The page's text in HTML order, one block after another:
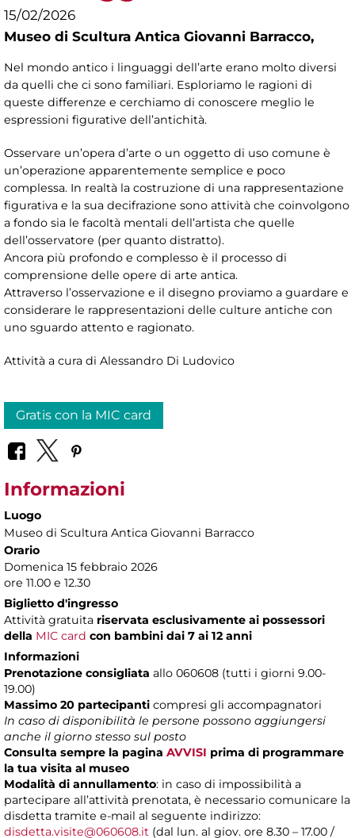
15/02/2026
Museo di Scultura Antica Giovanni Barracco,
Nel mondo antico i linguaggi dell’arte erano molto diversi
da quelli che ci sono familiari. Esploriamo le ragioni di
queste differenze e cerchiamo di conoscere meglio le
espressioni figurative dell’antichità.
Osservare un’opera d’arte o un oggetto di uso comune è
un’operazione apparentemente semplice e poco
complessa. In realtà la costruzione di una rappresentazione
figurativa e la sua decifrazione sono attività che coinvolgono
a fondo sia le facoltà mentali dell’artista che quelle
dell’osservatore (per quanto distratto).
Ancora più profondo e complesso è il processo di
comprensione delle opere di arte antica.
Attraverso l’osservazione e il disegno proviamo a guardare e
considerare le rappresentazioni delle culture antiche con
uno sguardo attento e ragionato.
Attività a cura di Alessandro Di Ludovico
Gratis con la MIC card
Informazioni
Luogo
Museo di Scultura Antica Giovanni Barracco
Orario
Domenica 15 febbraio 2026
ore 11.00 e 12.30
Biglietto d'ingresso
Attività gratuita riservata esclusivamente ai possessori
della MIC card con bambini dai 7 ai 12 anni
Informazioni
Prenotazione consigliata allo 060608 (tutti i giorni 9.00-
19.00)
Massimo 20 partecipanti compresi gli accompagnatori
In caso di disponibilità le persone possono aggiungersi
anche il giorno stesso sul posto
Consulta sempre la pagina AVVISI prima di programmare
la tua visita al museo
Modalità di annullamento: in caso di impossibilità a
partecipare all’attività prenotata, è necessario comunicare la
disdetta tramite e-mail al seguente indirizzo:
disdetta.visite@060608.it (dal lun. al giov. ore 8.30 – 17.00 /